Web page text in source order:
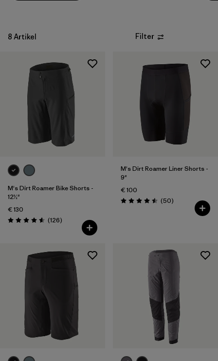
8 Artikel Filter
M's Dirt Roamer Bike Shorts -
12½"
€ 130
Bewertung: 4.6 / 5
(126Rezensionen
)
M's Dirt Roamer Liner Shorts -
9"
€ 100
Bewertung: 4.5 / 5
(50Rezensionen
)